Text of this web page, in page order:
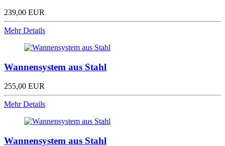
239,00 EUR
Mehr Details
Wannensystem aus Stahl
255,00 EUR
Mehr Details
Wannensystem aus Stahl